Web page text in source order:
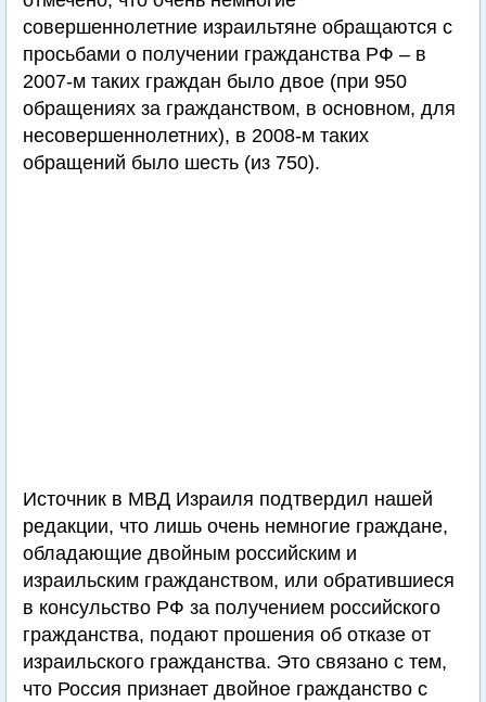
совершеннолетние израильтяне обращаются с
просьбами о получении гражданства РФ – в
2007-м таких граждан было двое (при 950
обращениях за гражданством, в основном, для
несовершеннолетних), в 2008-м таких
обращений было шесть (из 750).
Источник в МВД Израиля подтвердил нашей
редакции, что лишь очень немногие граждане,
обладающие двойным российским и
израильским гражданством, или обратившиеся
в консульство РФ за получением российского
гражданства, подают прошения об отказе от
израильского гражданства. Это связано с тем,
что Россия признает двойное гражданство с